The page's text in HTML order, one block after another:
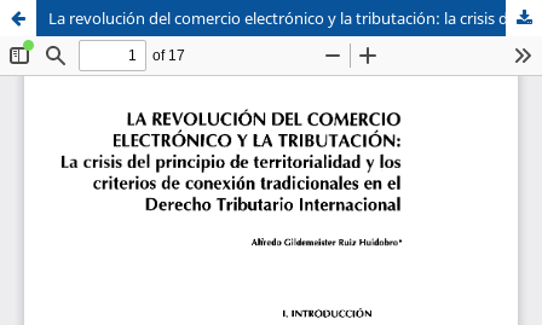
Sistema de
Bibliotecas
Facultad de
Derecho
La revolución del comercio electrónico y la tributación: la crisis del principio de territoriedad y los criterios de conexión tradicionales en el Derecho Tributario Internacional